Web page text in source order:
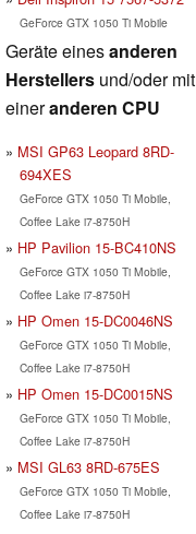
GeForce GTX 1050 Ti Mobile
Geräte einesanderen
Herstellers und/oder mit
eineranderen CPU
MSI GP63 Leopard 8RD-
694XES
GeForce GTX 1050 Ti Mobile,
Coffee Lake i7-8750H
HP Pavilion 15-BC410NS
GeForce GTX 1050 Ti Mobile,
Coffee Lake i7-8750H
HP Omen 15-DC0046NS
GeForce GTX 1050 Ti Mobile,
Coffee Lake i7-8750H
HP Omen 15-DC0015NS
GeForce GTX 1050 Ti Mobile,
Coffee Lake i7-8750H
MSI GL63 8RD-675ES
GeForce GTX 1050 Ti Mobile,
Coffee Lake i7-8750H